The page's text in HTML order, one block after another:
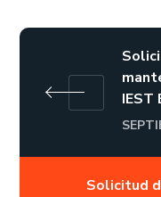
IEST
Solicitud